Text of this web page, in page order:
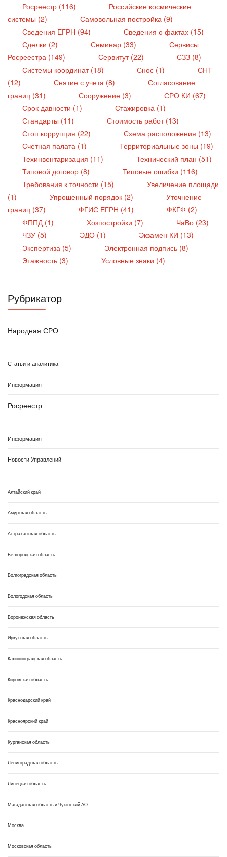
Росреестр (116)
Российские космические
системы (2)
Самовольная постройка (9)
Сведения ЕГРН (94)
Сведения о фактах (15)
Сделки (2)
Семинар (33)
Сервисы
Росреестра (149)
Сервитут (22)
СЗЗ (8)
Системы координат (18)
Снос (1)
СНТ
(12)
Снятие с учета (8)
Согласование
границ (31)
Сооружение (3)
СРО КИ (67)
Срок давности (1)
Стажировка (1)
Стандарты (11)
Стоимость работ (13)
Стоп коррупция (22)
Схема расположения (13)
Счетная палата (1)
Территориальные зоны (19)
Техинвентаризация (11)
Технический план (51)
Типовой договор (8)
Типовые ошибки (116)
Требования к точности (15)
Увеличение площади
(1)
Упрошенный порядок (2)
Уточнение
границ (37)
ФГИС ЕГРН (41)
ФКГФ (2)
ФППД (1)
Хозпостройки (7)
ЧаВо (23)
ЧЗУ (5)
ЭДО (1)
Экзамен КИ (13)
Экспертиза (5)
Электронная подпись (8)
Этажность (3)
Условные знаки (4)
Рубрикатор
Народная СРО
Статьи и аналитика
Информация
Росреестр
Информация
Новости Управлений
Алтайский край
Амурская область
Астраханская область
Белгородская область
Волгоградская область
Вологодская область
Воронежская область
Иркутская область
Калининградская область
Кировская область
Краснодарский край
Красноярский край
Курганская область
Ленинградская область
Липецкая область
Магаданская область и Чукотский АО
Москва
Московская область